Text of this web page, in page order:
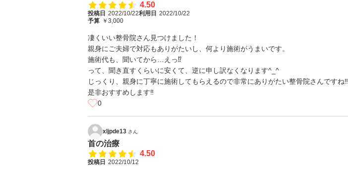
4.50
投稿日 2022/10/22利用日 2022/10/22
予算 ￥3,000
凄くいい整骨院さん見つけました！
親身にご夫婦で対応もありがたいし、何より施術がうまいです。
施術代も、聞いてから…えっ⁉️
って、聞き直すくらいに安くて、逆に申し訳なくなります^_^
じっくり、親身に丁寧に施術してもらえるので非常にありがたい整骨院さんですね‼️
是非おすすめします‼️
0
xljpde13 さん
首の治療
4.50
投稿日 2022/10/12